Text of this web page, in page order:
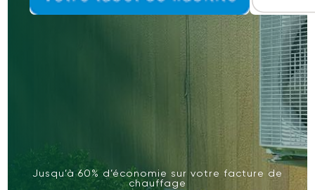
Jusqu’à 60% d’économie sur votre facture de
chauffage